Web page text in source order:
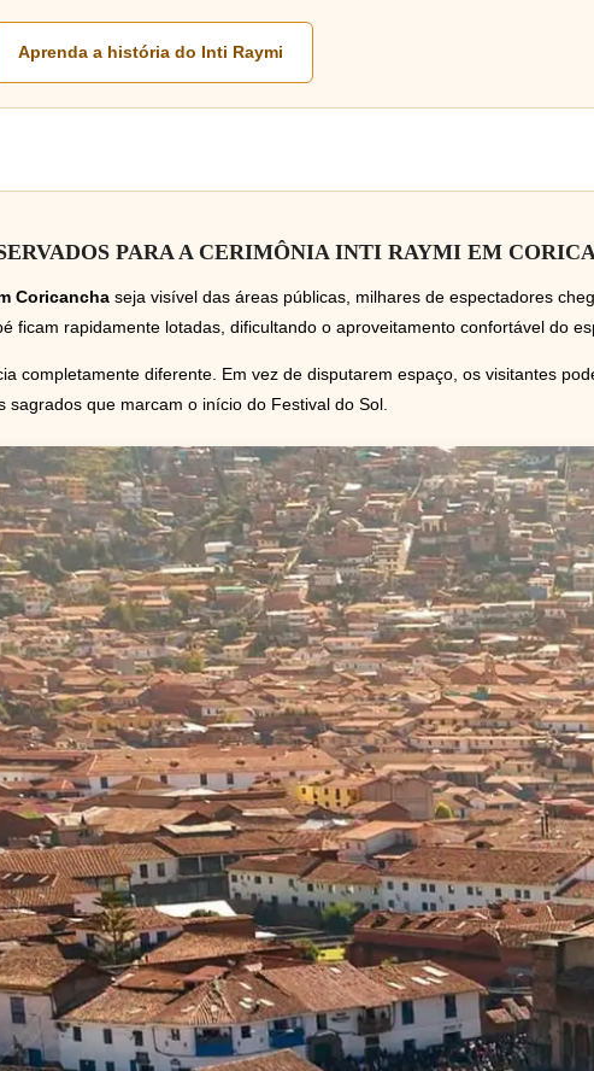
Aprenda a história do Inti Raymi
PARA A CERIMÔNIA INTI RAYMI EM
Coricancha seja visível das áreas públicas, milhares de espectadores
ficam rapidamente lotadas, dificultando o aproveitamento confortável do
completamente diferente. Em vez de disputarem espaço, os visitantes
que marcam o início do Festival do Sol.